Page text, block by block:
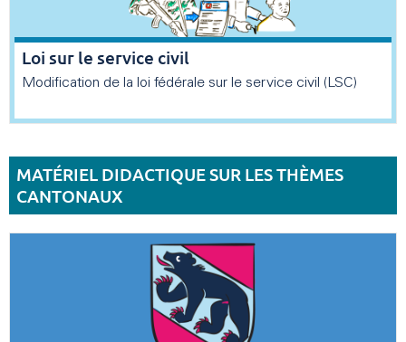
Loi sur le service civil
Modification de la loi fédérale sur le service civil (LSC)
MATÉRIEL DIDACTIQUE SUR LES THÈMES
CANTONAUX